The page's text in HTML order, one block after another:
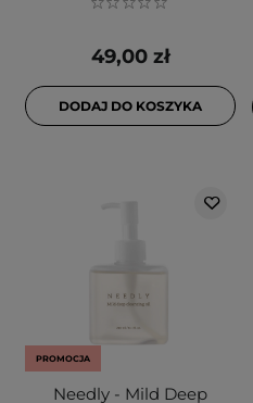
49,00 zł
DODAJ DO KOSZYKA
PROMOCJA
Needly - Mild Deep